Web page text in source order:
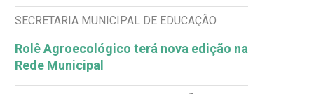
SECRETARIA MUNICIPAL DE EDUCAÇÃO
Rolê Agroecológico terá nova edição na
Rede Municipal